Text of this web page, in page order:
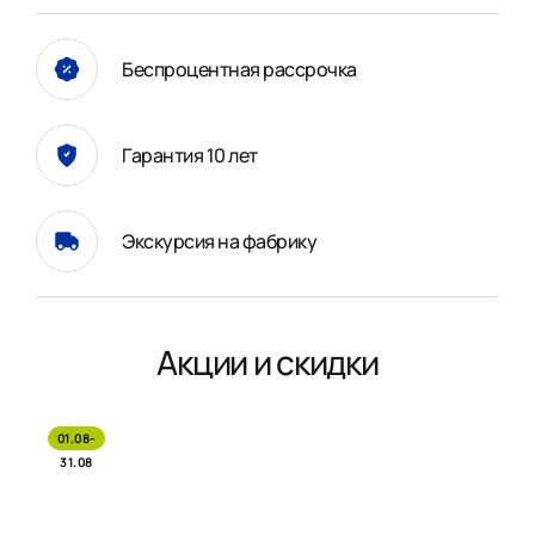
Беспроцентная рассрочка
Гарантия 10 лет
Экскурсия на фабрику
Акции и скидки
01.08-
31.08